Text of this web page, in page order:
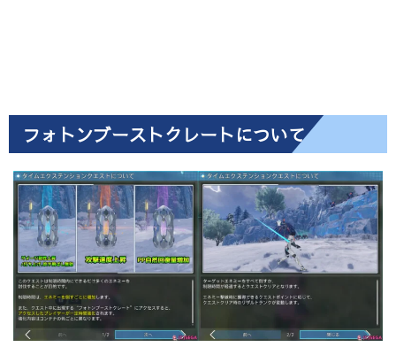
フォトンブーストクレートについて